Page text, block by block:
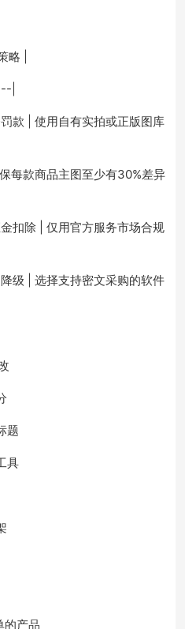
略 |
|
款 | 使用自有实拍或正版图库
每款商品主图至少有30%差异
扣除 | 仅用官方服务市场合规
级 | 选择支持密文采购的软件
题
具
的产品